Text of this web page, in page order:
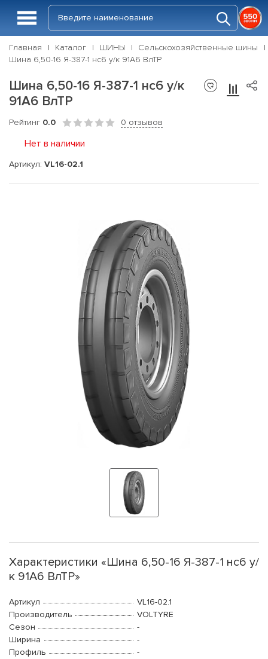
Главная Каталог ШИНЫ
Сельскохозяйственные шины
Шина 6,50-16 Я-387-1 нс6 у/к 91A6 ВлТР
Шина 6,50-16 Я-387-1 нс6 у/к
91A6 ВлТР
Рейтинг 0.0 0 отзывов
Нет в наличии
Артикул: VL16-02.1
Характеристики «Шина 6,50-16 Я-387-1 нс6 у/
к 91A6 ВлТР»
Артикул
VL16-02.1
Производитель
VOLTYRE
Сезон
-
Ширина
-
Профиль
-